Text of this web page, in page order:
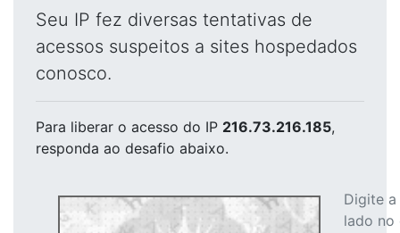
Seu IP fez diversas tentativas de
acessos suspeitos a sites hospedados
conosco.
Para liberar o acesso do IP 216.73.216.185,
responda ao desafio abaixo.
Digite
lado no